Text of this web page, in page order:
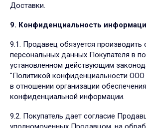
Доставки.
9. Конфиденциальность
9.1. Продавец обязуется производить
персональных данных Покупателя в
установленном действующим
"Политикой конфиденциальности
в отношении организации
конфиденциальной информации.
9.2. Покупатель дает согласие